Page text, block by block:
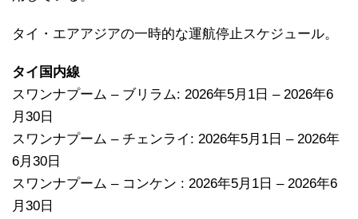
タイ・エアアジアの一時的な運航停止スケジュール。
タイ国内線
スワンナプーム – ブリラム: 2026年5月1日 – 2026年6
月30日
スワンナプーム – チェンライ: 2026年5月1日 – 2026年
6月30日
スワンナプーム – コンケン : 2026年5月1日 – 2026年6
月30日